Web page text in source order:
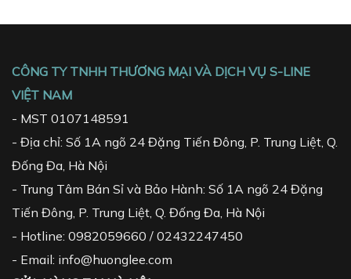
CÔNG TY TNHH THƯƠNG MẠI VÀ DỊCH VỤ S-LINE
VIỆT NAM
- MST 0107148591
- Địa chỉ: Số 1A ngõ 24 Đặng Tiến Đông, P. Trung Liệt, Q.
Đống Đa, Hà Nội
- Trung Tâm Bán Sỉ và Bảo Hành: Số 1A ngõ 24 Đặng
Tiến Đông, P. Trung Liệt, Q. Đống Đa, Hà Nội
- Hotline: 0982059660 / 02432247450
- Email: info@huonglee.com